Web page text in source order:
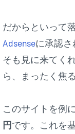
だからといって
Adsenseに承認
そも見に来てく
ら、まったく焦
このサイトを例
円です。これを